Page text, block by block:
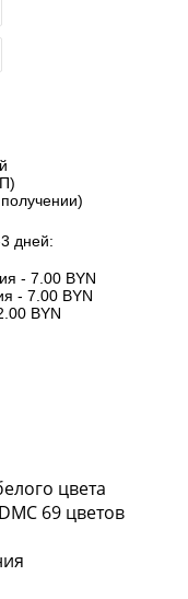
дней:
- 7.00 BYN
- 7.00 BYN
BYN
цвета
69 цветов